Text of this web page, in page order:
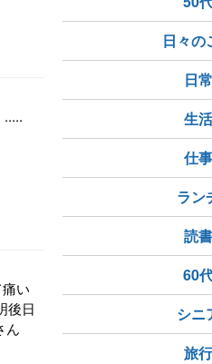
い
後日
ん
日々の
日常
生活
仕事
ラン
読書
60
シニ
旅行